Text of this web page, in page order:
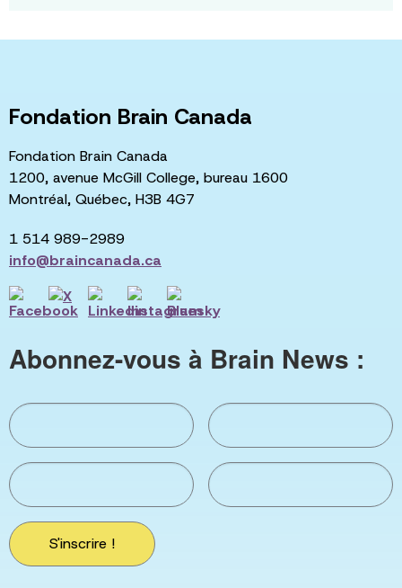
Fondation Brain Canada
Fondation Brain Canada
1200, avenue McGill College, bureau 1600
Montréal, Québec, H3B 4G7
1 514 989-2989
info@braincanada.ca
Abonnez-vous à Brain News :
S'inscrire !